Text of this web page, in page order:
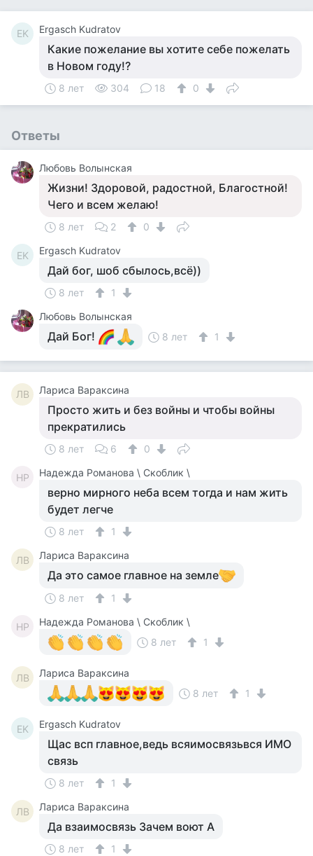
EK Ergasch Kudratov
Какие пожелание вы хотите себе пожелать
в Новом году!?
8 лет 304 18 0
Ответы
Любовь Волынская
Жизни! Здоровой, радостной, Благостной!
Чего и всем желаю!
8 лет 2 0
EK Ergasch Kudratov
Дай бог, шоб сбылось,всё))
8 лет
1
Любовь Волынская
Дай Бог! 8 лет 1
ЛВ Лариса Вараксина
Просто жить и без войны и чтобы войны
прекратились
8 лет 6 0
НР Надежда Романова \ Скоблик \
верно мирного неба всем тогда и нам жить
будет легче
8 лет 1
ЛВ Лариса Вараксина
Да это самое главное на земле
8 лет 1
НР
Надежда Романова \ Скоблик \
8 лет
1
ЛВ
Лариса Вараксина
8 лет
1
EK Ergasch Kudratov
Щас всп главное,ведь всяимосвязьвся ИМО
связь
8 лет 1
ЛВ Лариса Вараксина
Да взаимосвязь Зачем воют А
8 лет 1